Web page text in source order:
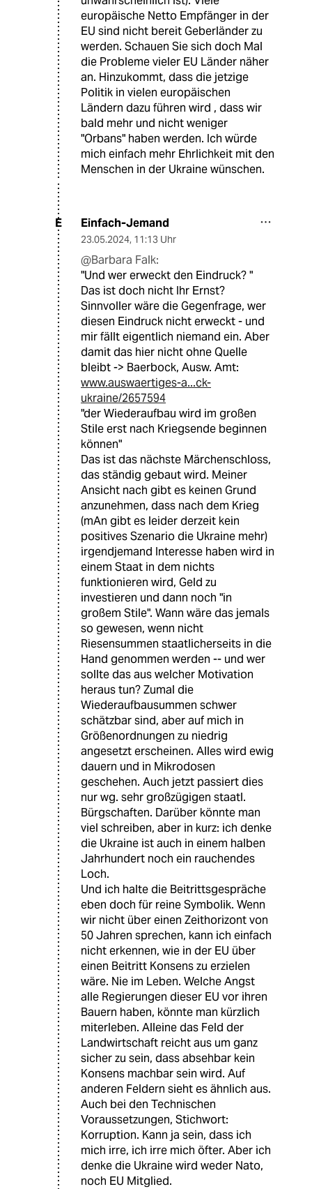
europäische Netto Empfänger in der
EU sind nicht bereit Geberländer zu
werden. Schauen Sie sich doch Mal
die Probleme vieler EU Länder näher
an. Hinzukommt, dass die jetzige
Politik in vielen europäischen
Ländern dazu führen wird , dass wir
bald mehr und nicht weniger
"Orbans" haben werden. Ich würde
mich einfach mehr Ehrlichkeit mit den
Menschen in der Ukraine wünschen.
E Einfach-Jemand
23.05.2024, 11:13 Uhr
@Barbara Falk:
"Und wer erweckt den Eindruck? "
Das ist doch nicht Ihr Ernst?
Sinnvoller wäre die Gegenfrage, wer
diesen Eindruck nicht erweckt - und
mir fällt eigentlich niemand ein. Aber
damit das hier nicht ohne Quelle
bleibt -> Baerbock, Ausw. Amt:
www.auswaertiges-a...ck-
ukraine/2657594
"der Wiederaufbau wird im großen
Stile erst nach Kriegsende beginnen
können"
Das ist das nächste Märchenschloss,
das ständig gebaut wird. Meiner
Ansicht nach gibt es keinen Grund
anzunehmen, dass nach dem Krieg
(mAn gibt es leider derzeit kein
positives Szenario die Ukraine mehr)
irgendjemand Interesse haben wird in
einem Staat in dem nichts
funktionieren wird, Geld zu
investieren und dann noch "in
großem Stile". Wann wäre das jemals
so gewesen, wenn nicht
Riesensummen staatlicherseits in die
Hand genommen werden -- und wer
sollte das aus welcher Motivation
heraus tun? Zumal die
Wiederaufbausummen schwer
schätzbar sind, aber auf mich in
Größenordnungen zu niedrig
angesetzt erscheinen. Alles wird ewig
dauern und in Mikrodosen
geschehen. Auch jetzt passiert dies
nur wg. sehr großzügigen staatl.
Bürgschaften. Darüber könnte man
viel schreiben, aber in kurz: ich denke
die Ukraine ist auch in einem halben
Jahrhundert noch ein rauchendes
Loch.
Und ich halte die Beitrittsgespräche
eben doch für reine Symbolik. Wenn
wir nicht über einen Zeithorizont von
50 Jahren sprechen, kann ich einfach
nicht erkennen, wie in der EU über
einen Beitritt Konsens zu erzielen
wäre. Nie im Leben. Welche Angst
alle Regierungen dieser EU vor ihren
Bauern haben, könnte man kürzlich
miterleben. Alleine das Feld der
Landwirtschaft reicht aus um ganz
sicher zu sein, dass absehbar kein
Konsens machbar sein wird. Auf
anderen Feldern sieht es ähnlich aus.
Auch bei den Technischen
Voraussetzungen, Stichwort:
Korruption. Kann ja sein, dass ich
mich irre, ich irre mich öfter. Aber ich
denke die Ukraine wird weder Nato,
noch EU Mitglied.